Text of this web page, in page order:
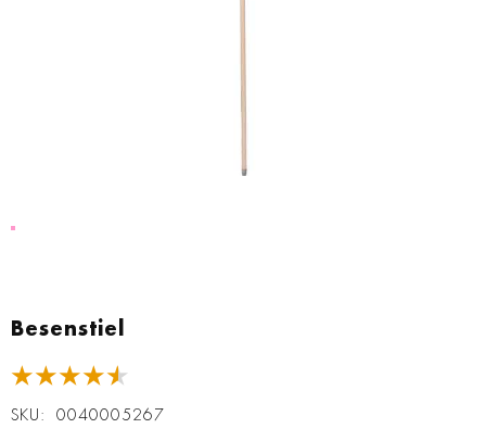
Besenstiel
★★★★★
SKU 0040005267
Anfang
Bildgalerie